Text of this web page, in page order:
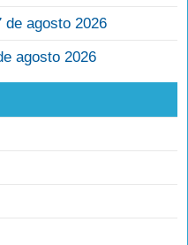
agosto 2026
agosto 2026